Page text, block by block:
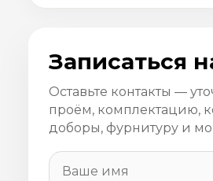
Записаться
Оставьте контакты —
проём, комплектацию,
доборы, фурнитуру и